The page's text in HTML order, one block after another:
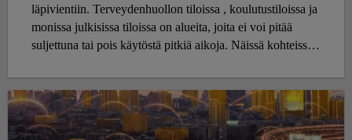
läpivientiin. Terveydenhuollon tiloissa , koulutustiloissa ja
monissa julkisissa tiloissa on alueita, joita ei voi pitää
suljettuna tai pois käytöstä pitkiä aikoja. Näissä kohteissa
mahdollisimman vähän aikaa.